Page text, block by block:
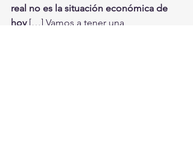
real no es la situación económica de
hoy […] Vamos a tener una